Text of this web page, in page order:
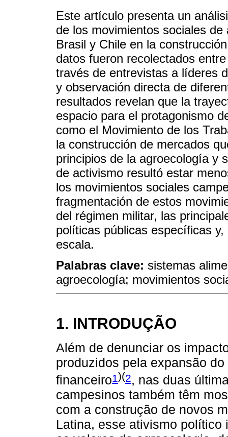
Este artículo presenta un
de los movimientos sociales
Brasil y Chile en la
datos fueron recolectados
través de entrevistas a líderes
y observación directa de
resultados revelan que la
espacio para el protagonismo
como el Movimiento de los
la construcción de mercados
principios de la agroecología y
de activismo resultó estar
los movimientos sociales
fragmentación de estos
del régimen militar, las
políticas públicas específicas
escala.
Palabras clave: sistemas
agroecología; movimientos
1. INTRODUÇÃO
Além de denunciar os
produzidos pela expansão
financeiro1)(2, nas duas
campesinos também têm
com a construção de novos
Latina, esse ativismo político